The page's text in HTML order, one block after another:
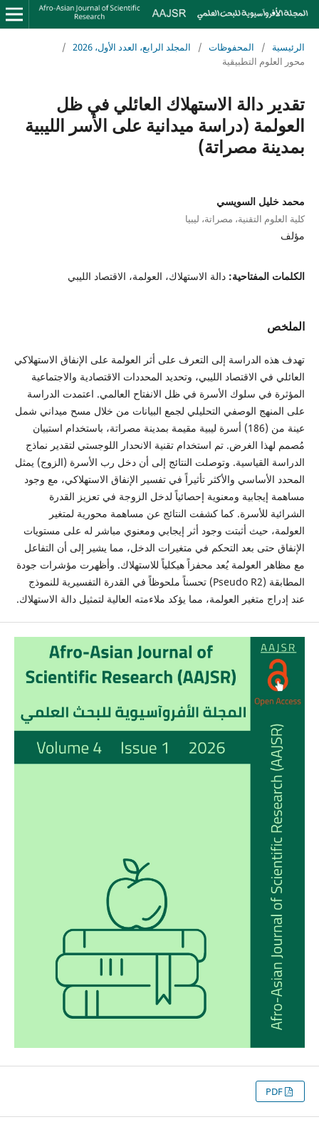
الرئيسية / المحفوظات / المجلد الرابع، العدد الأول، 2026
/
محور العلوم التطبيقية
تقدير دالة الاستهلاك العائلي في ظل
العولمة (دراسة ميدانية على الأسر الليبية
بمدينة مصراتة)
محمد خليل السويسي
كلية العلوم التقنية، مصراتة، ليبيا
مؤلف
الكلمات المفتاحية: دالة الاستهلاك، العولمة، الاقتصاد الليبي
الملخص
تهدف هذه الدراسة إلى التعرف على أثر العولمة على الإنفاق الاستهلاكي
العائلي في الاقتصاد الليبي، وتحديد المحددات الاقتصادية والاجتماعية
المؤثرة في سلوك الأسرة في ظل الانفتاح العالمي. اعتمدت الدراسة
على المنهج الوصفي التحليلي لجمع البيانات من خلال مسح ميداني شمل
عينة من (186) أسرة ليبية مقيمة بمدينة مصراتة، باستخدام استبيان
مُصمم لهذا الغرض. تم استخدام تقنية الانحدار اللوجستي لتقدير نماذج
الدراسة القياسية. وتوصلت النتائج إلى أن دخل رب الأسرة (الزوج) يمثل
المحدد الأساسي والأكثر تأثيراً في تفسير الإنفاق الاستهلاكي، مع وجود
مساهمة إيجابية ومعنوية إحصائياً لدخل الزوجة في تعزيز القدرة
الشرائية للأسرة. كما كشفت النتائج عن مساهمة محورية لمتغير
العولمة، حيث أثبتت وجود أثر إيجابي ومعنوي مباشر له على مستويات
الإنفاق حتى بعد التحكم في متغيرات الدخل، مما يشير إلى أن التفاعل
مع مظاهر العولمة يُعد محفزاً هيكلياً للاستهلاك. وأظهرت مؤشرات جودة
المطابقة (Pseudo R2) تحسناً ملحوظاً في القدرة التفسيرية للنموذج
عند إدراج متغير العولمة، مما يؤكد ملاءمته العالية لتمثيل دالة الاستهلاك.
PDF